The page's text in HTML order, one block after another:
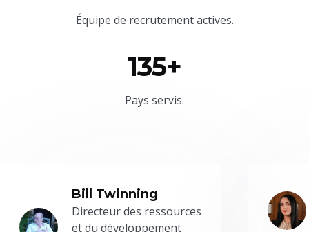
Équipe de recrutement actives.
135+
Pays servis.
Bill Twinning
Directeur des ressources
et du développement